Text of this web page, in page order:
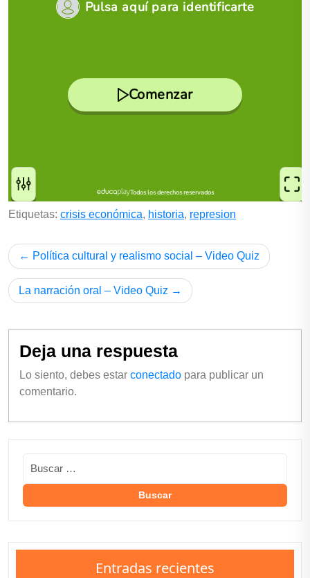
Etiquetas: crisis económica, historia, represion
Política cultural y realismo social – Video Quiz
La narración oral – Video Quiz
Deja una respuesta
Lo siento, debes estar conectado para publicar un
comentario.
Entradas recientes